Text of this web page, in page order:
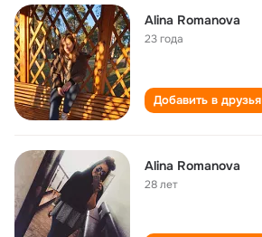
Alina Romanova
23 года
Добавить в друзья
Alina Romanova
28 лет